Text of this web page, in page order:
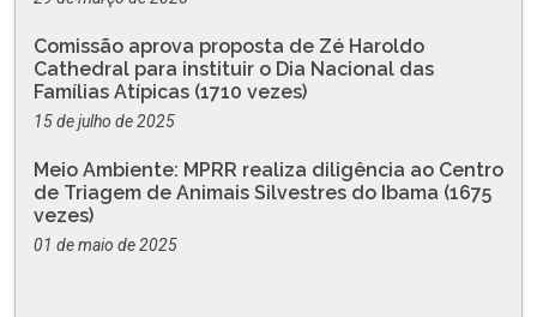
Comissão aprova proposta de Zé Haroldo
Cathedral para instituir o Dia Nacional das
Famílias Atípicas (1710 vezes)
15 de julho de 2025
Meio Ambiente: MPRR realiza diligência ao Centro
de Triagem de Animais Silvestres do Ibama (1675
vezes)
01 de maio de 2025